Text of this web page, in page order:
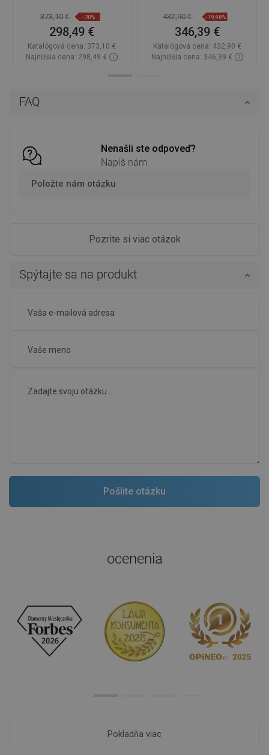
FAQ
Nenašli ste odpoveď?
Napíš nám
Položte nám otázku
Pozrite si viac otázok
Spýtajte sa na produkt
373,10 € -20%
298,49 €
Katalógová cena: 373,10 €
Najnižšia cena: 298,49 €
432,90 € -19,98%
346,39 €
Katalógová cena: 432,90 €
Najnižšia cena: 346,39 €
ocenenia
Pokladňa viac